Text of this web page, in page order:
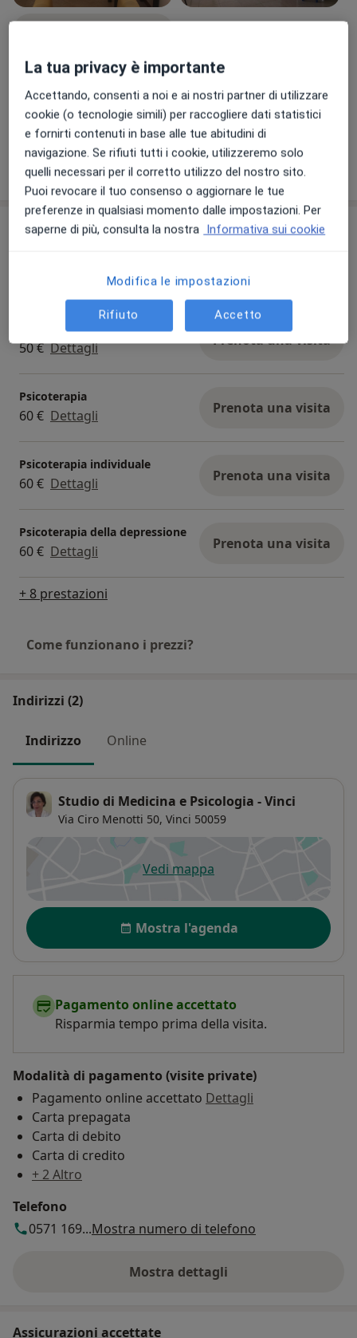
Pagamento online accettato
Risparmia tempo prima della visita.
Mostra dettagli
sull'esperienza
Prestazioni e prezzi
Prenota una visita
Consulenza online
50 € Dettagli Prenota una visita
Psicoterapia
60 € Dettagli Prenota una visita
Psicoterapia individuale
60 € Dettagli Prenota una visita
Psicoterapia della depressione
60 € Dettagli Prenota una visita
+ 8 prestazioni
Come funzionano i prezzi?
Indirizzi (2)
Indirizzo Online
Studio di Medicina e Psicologia - Vinci
Via Ciro Menotti 50, Vinci 50059
Vedi mappasi apre in una nuova scheda
Disponibilità
Mostra l'agenda
Pagamento online accettato
Risparmia tempo prima della visita.
Modalità di pagamento (visite private)
Pagamento online accettato Dettagli
Carta prepagata
Carta di debito
Carta di credito
+ 2 Altro
Telefono
0571 169...Mostra numero di telefono
Mostra dettagli
sull'indirizzo
Assicurazioni accettate
La tua privacy è importante
Accettando, consenti a noi e ai nostri partner di utilizzare
cookie (o tecnologie simili) per raccogliere dati statistici
e fornirti contenuti in base alle tue abitudini di
navigazione. Se rifiuti tutti i cookie, utilizzeremo solo
quelli necessari per il corretto utilizzo del nostro sito.
Puoi revocare il tuo consenso o aggiornare le tue
preferenze in qualsiasi momento dalle impostazioni. Per
saperne di più, consulta la nostra Informativa sui cookie
Modifica le impostazioni
Rifiuto Accetto